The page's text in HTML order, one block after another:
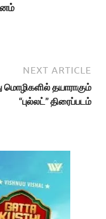
NEXT ARTICLE
மொழிகளில் தயாராகும்
“புல்லட்” திரைப்படம்